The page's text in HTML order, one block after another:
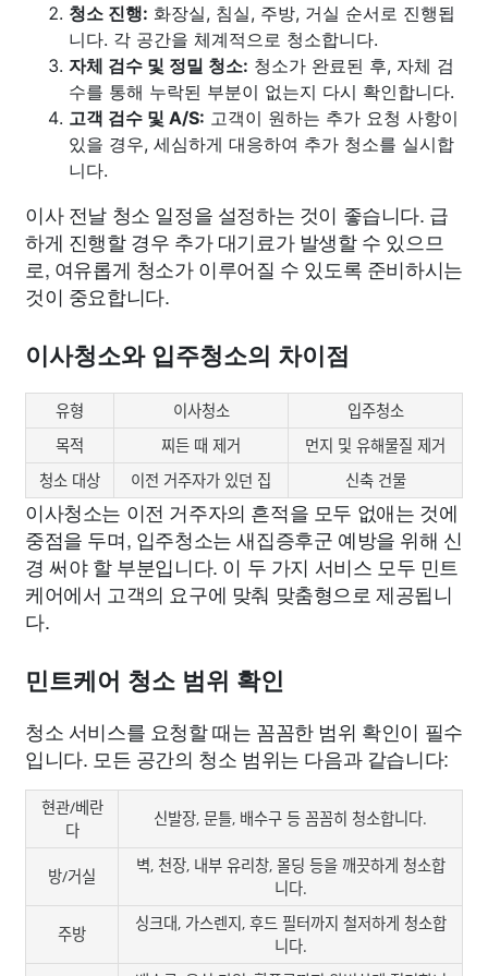
청소 진행: 화장실, 침실, 주방, 거실 순서로 진행됩
니다. 각 공간을 체계적으로 청소합니다.
자체 검수 및 정밀 청소: 청소가 완료된 후, 자체 검
수를 통해 누락된 부분이 없는지 다시 확인합니다.
고객 검수 및 A/S: 고객이 원하는 추가 요청 사항이
있을 경우, 세심하게 대응하여 추가 청소를 실시합
니다.
이사 전날 청소 일정을 설정하는 것이 좋습니다. 급
하게 진행할 경우 추가 대기료가 발생할 수 있으므
로, 여유롭게 청소가 이루어질 수 있도록 준비하시는
것이 중요합니다.
이사청소와 입주청소의 차이점
유형 이사청소
입주청소
목적
찌든 때 제거
먼지 및 유해물질 제거
청소 대상
이전 거주자가 있던 집 신축 건물
이사청소는 이전 거주자의 흔적을 모두 없애는 것에
중점을 두며, 입주청소는 새집증후군 예방을 위해 신
경 써야 할 부분입니다. 이 두 가지 서비스 모두 민트
케어에서 고객의 요구에 맞춰 맞춤형으로 제공됩니
다.
민트케어 청소 범위 확인
청소 서비스를 요청할 때는 꼼꼼한 범위 확인이 필수
입니다. 모든 공간의 청소 범위는 다음과 같습니다:
현관/베란
다
신발장, 문틀, 배수구 등 꼼꼼히 청소합니다.
방/거실
벽, 천장, 내부 유리창, 몰딩 등을 깨끗하게 청소합
니다.
주방
싱크대, 가스렌지, 후드 필터까지 철저하게 청소합
니다.